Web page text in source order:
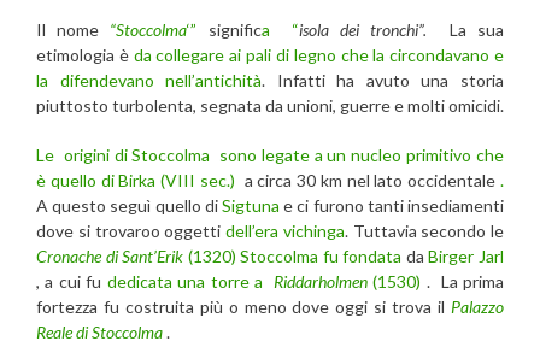
Il nome “Stoccolma‘” significa “isola dei tronchi”. La sua
etimologia è da collegare ai pali di legno che la circondavano e
la difendevano nell’antichità. Infatti ha avuto una storia
piuttosto turbolenta, segnata da unioni, guerre e molti omicidi.
Le origini di Stoccolma sono legate a un nucleo primitivo che
è quello di Birka (VIII sec.) a circa 30 km nel lato occidentale.
A questo seguì quello diSigtuna e ci furono tanti insediamenti
dove si trovaroo oggetti dell’era vichinga. Tuttavia secondo le
Cronache di Sant’Erik (1320) Stoccolma fu fondata daBirger Jarl
, a cui fu dedicata una torre a Riddarholmen(1530) . La prima
fortezza fu costruita più o meno dove oggi si trova il Palazzo
Reale di Stoccolma.